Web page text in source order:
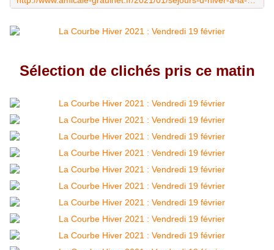
Sélection de clichés pris ce matin